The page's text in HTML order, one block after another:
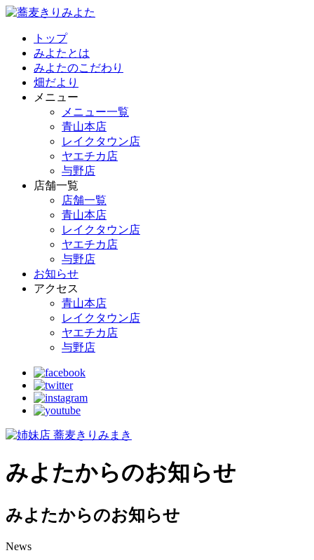
トップ
みよたとは
みよたのこだわり
畑だより
メニュー
メニュー一覧
青山本店
レイクタウン店
ヤエチカ店
与野店
店舗一覧
店舗一覧
青山本店
レイクタウン店
ヤエチカ店
与野店
お知らせ
アクセス
青山本店
レイクタウン店
ヤエチカ店
与野店
みよたからのお知らせ
みよたからのお知らせ
News